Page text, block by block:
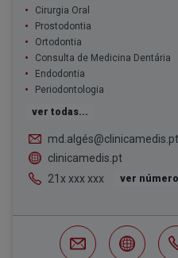
Cirurgia Oral
Prostodontia
Ortodontia
Consulta de Medicina Dentária
Endodontia
Periodontologia
ver todas...
md.algés@clinicamedis.pt
clinicamedis.pt
21x xxx xxx
ver número